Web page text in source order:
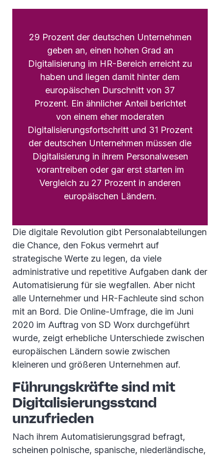
29 Prozent der deutschen Unternehmen
geben an, einen hohen Grad an
Digitalisierung im HR-Bereich erreicht zu
haben und liegen damit hinter dem
europäischen Durschnitt von 37
Prozent. Ein ähnlicher Anteil berichtet
von einem eher moderaten
Digitalisierungsfortschritt und 31 Prozent
der deutschen Unternehmen müssen die
Digitalisierung in ihrem Personalwesen
vorantreiben oder gar erst starten im
Vergleich zu 27 Prozent in anderen
europäischen Ländern.
Die digitale Revolution gibt Personalabteilungen
die Chance, den Fokus vermehrt auf
strategische Werte zu legen, da viele
administrative und repetitive Aufgaben dank der
Automatisierung für sie wegfallen. Aber nicht
alle Unternehmer und HR-Fachleute sind schon
mit an Bord. Die Online-Umfrage, die im Juni
2020 im Auftrag von SD Worx durchgeführt
wurde, zeigt erhebliche Unterschiede zwischen
europäischen Ländern sowie zwischen
kleineren und größeren Unternehmen auf.
Führungskräfte sind mit
Digitalisierungsstand
unzufrieden
Nach ihrem Automatisierungsgrad befragt,
scheinen polnische, spanische, niederländische,